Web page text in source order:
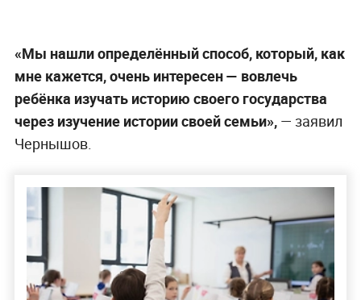
«Мы нашли определённый способ, который, как
мне кажется, очень интересен — вовлечь
ребёнка изучать историю своего государства
через изучение истории своей семьи», — заявил
Чернышов.